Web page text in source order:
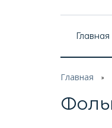
Главная
Главная